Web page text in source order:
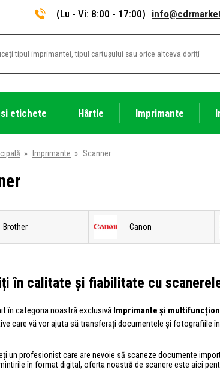
(Lu - Vi: 8:00 - 17:00)
etichete Hârtie Imprimante
» Imprimante » Scanner
Brother Canon
în calitate și fiabilitate cu
în categoria noastră exclusivă Imprimante și
care vă vor ajuta să transferați documentele și fotografiile
un profesionist care are nevoie să scaneze documente
în format digital, oferta noastră de scanere este aici